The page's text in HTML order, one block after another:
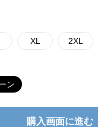
XL 2XL
ン
購入画面に進む